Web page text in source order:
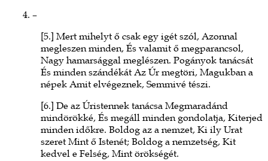
4. –
[5.] Mert mihelyt ő csak egy igét szól, Azonnal
megleszen minden, És valamit ő megparancsol,
Nagy hamarsággal meglészen. Pogányok tanácsát
És minden szándékát Az Úr megtöri, Magukban a
népek Amit elvégeznek, Semmivé tészi.
[6.] De az Úristennek tanácsa Megmaradánd
mindörökké, És megáll minden gondolatja, Kiterjed
minden időkre. Boldog az a nemzet, Ki ily Urat
szeret Mint ő Istenét; Boldog a nemzetség, Kit
kedvel e Felség, Mint örökségét.